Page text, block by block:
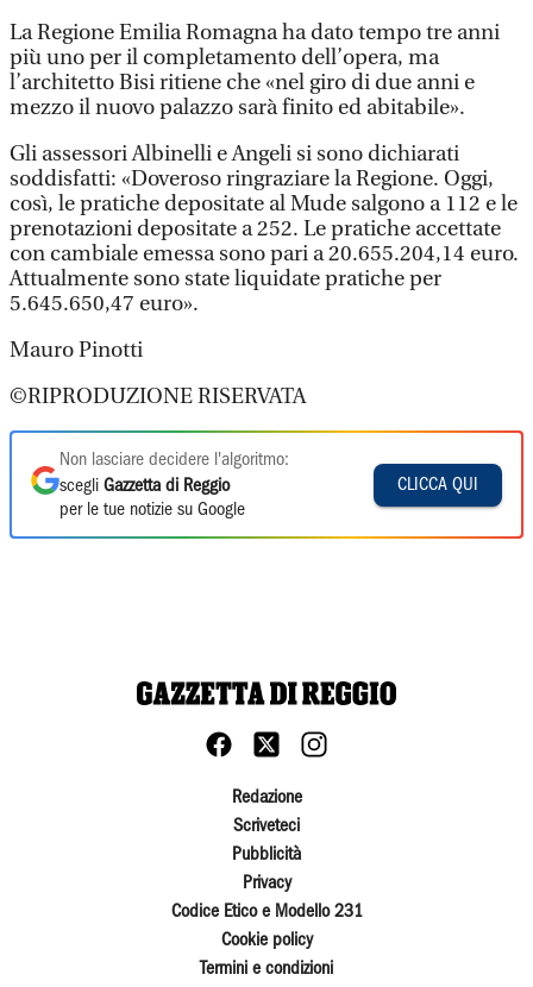
La Regione Emilia Romagna ha dato tempo tre anni
più uno per il completamento dell’opera, ma
l’architetto Bisi ritiene che «nel giro di due anni e
mezzo il nuovo palazzo sarà finito ed abitabile».
Gli assessori Albinelli e Angeli si sono dichiarati
soddisfatti: «Doveroso ringraziare la Regione. Oggi,
così, le pratiche depositate al Mude salgono a 112 e le
prenotazioni depositate a 252. Le pratiche accettate
con cambiale emessa sono pari a 20.655.204,14 euro.
Attualmente sono state liquidate pratiche per
5.645.650,47 euro».
Mauro Pinotti
©RIPRODUZIONE RISERVATA
Non lasciare decidere l'algoritmo:
scegli Gazzetta di Reggio
per le tue notizie su Google
CLICCA QUI
Redazione
Scriveteci
Pubblicità
Privacy
Codice Etico e Modello 231
Cookie policy
Termini e condizioni